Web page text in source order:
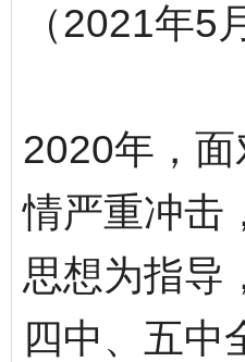
（2021年5
2020年，
情严重冲击
思想为指导
四中、五中